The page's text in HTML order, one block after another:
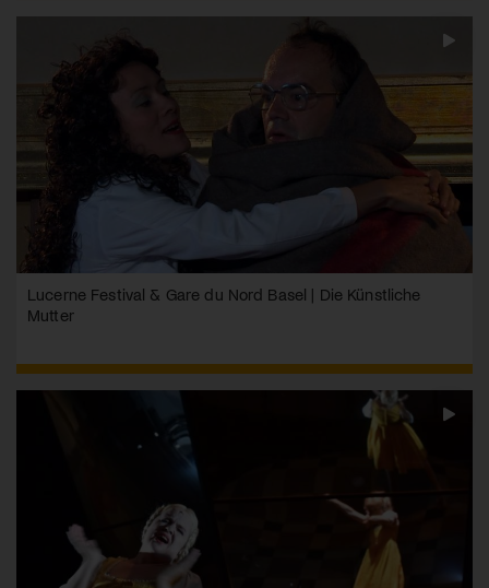
Lucerne Festival & Gare du Nord Basel | Die Künstliche
Mutter